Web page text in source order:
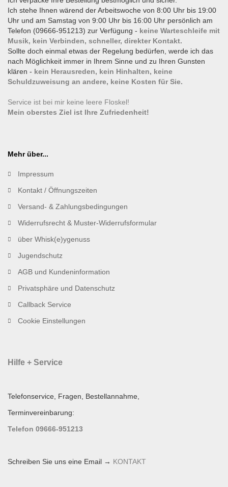
Ich stehe Ihnen wärend der Arbeitswoche von 8:00 Uhr bis 19:00
Uhr und am Samstag von 9:00 Uhr bis 16:00 Uhr persönlich am
Telefon (09666-951213) zur Verfügung - keine Warteschleife mit
Musik, kein Verbinden, schneller, direkter Kontakt.
Sollte doch einmal etwas der Regelung bedürfen, werde ich das
nach Möglichkeit immer in Ihrem Sinne und zu Ihren Gunsten
klären - kein Herausreden, kein Hinhalten, keine
Schuldzuweisung an andere, keine Kosten für Sie.
Service ist bei mir keine leere Floskel!
Mein oberstes Ziel ist Ihre Zufriedenheit!
Mehr über...
Impressum
Kontakt / Öffnungszeiten
Versand- & Zahlungsbedingungen
Widerrufsrecht & Muster-Widerrufsformular
über Whisk(e)ygenuss
Jugendschutz
AGB und Kundeninformation
Privatsphäre und Datenschutz
Callback Service
Cookie Einstellungen
Hilfe + Service
Telefonservice, Fragen, Bestellannahme,
Terminvereinbarung:
Telefon 09666-951213
Schreiben Sie uns eine Email → KONTAKT